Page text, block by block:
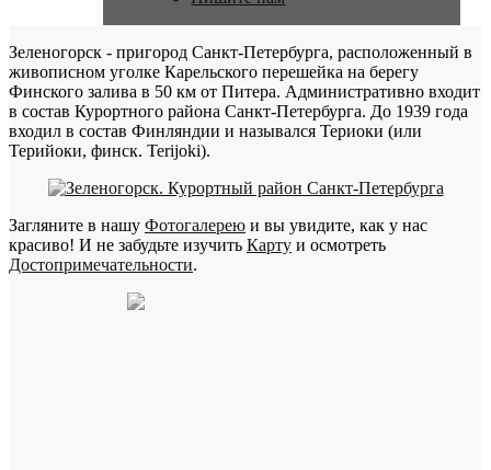
Зеленогорск - пригород Санкт-Петербурга, расположенный в
живописном уголке Карельского перешейка на берегу
Финского залива в 50 км от Питера. Административно входит
в состав Курортного района Санкт-Петербурга. До 1939 года
входил в состав Финляндии и назывался Териоки (или
Терийоки, финск. Terijoki).
Загляните в нашу Фотогалерею и вы увидите, как у нас
красиво! И не забудьте изучить Карту и осмотреть
Достопримечательности.